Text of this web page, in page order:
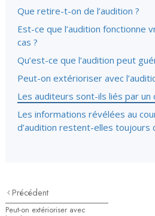
Que retire-t-on de l’audition ?
Est-ce que l’audition fonctionne
cas ?
Qu’est-ce que l’audition peut
Peut-on extérioriser avec
Les auditeurs sont-ils liés par un
Les informations révélées au
d’audition restent-elles toujours
Précédent
Peut-on extérioriser avec